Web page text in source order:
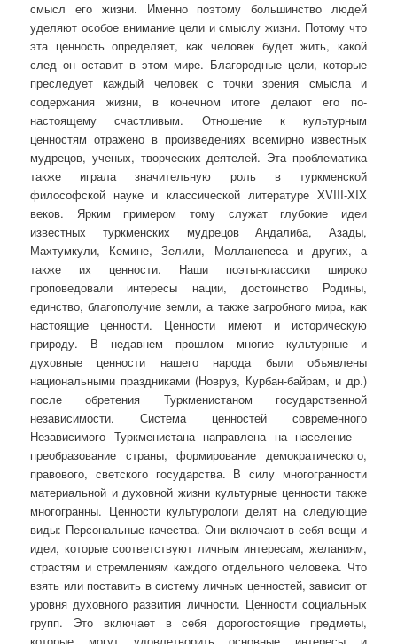
смысл его жизни. Именно поэтому большинство людей
уделяют особое внимание цели и смыслу жизни. Потому что
эта ценность определяет, как человек будет жить, какой
след он оставит в этом мире. Благородные цели, которые
преследует каждый человек с точки зрения смысла и
содержания жизни, в конечном итоге делают его по-
настоящему счастливым. Отношение к культурным
ценностям отражено в произведениях всемирно известных
мудрецов, ученых, творческих деятелей. Эта проблематика
также играла значительную роль в туркменской
философской науке и классической литературе XVIII-XIX
веков. Ярким примером тому служат глубокие идеи
известных туркменских мудрецов Андалиба, Азады,
Махтумкули, Кемине, Зелили, Молланепеса и других, а
также их ценности. Наши поэты-классики широко
проповедовали интересы нации, достоинство Родины,
единство, благополучие земли, а также загробного мира, как
настоящие ценности. Ценности имеют и историческую
природу. В недавнем прошлом многие культурные и
духовные ценности нашего народа были объявлены
национальными праздниками (Новруз, Курбан-байрам, и др.)
после обретения Туркменистаном государственной
независимости. Система ценностей современного
Независимого Туркменистана направлена ​​на население –
преобразование страны, формирование демократического,
правового, светского государства. В силу многогранности
материальной и духовной жизни культурные ценности также
многогранны. Ценности культурологи делят на следующие
виды: Персональные качества. Они включают в себя вещи и
идеи, которые соответствуют личным интересам, желаниям,
страстям и стремлениям каждого отдельного человека. Что
взять или поставить в систему личных ценностей, зависит от
уровня духовного развития личности. Ценности социальных
групп. Это включает в себя дорогостоящие предметы,